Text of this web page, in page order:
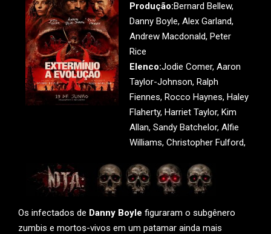
Produção:Bernard Bellew,
Danny Boyle, Alex Garland,
Andrew Macdonald, Peter
Rice
Elenco:Jodie Comer, Aaron
Taylor-Johnson, Ralph
Fiennes, Rocco Haynes, Haley
Flaherty, Harriet Taylor, Kim
Allan, Sandy Batchelor, Alfie
Williams, Christopher Fulford,
Os infectados de Danny Boyle figuraram o subgênero
zumbis e mortos-vivos em um patamar ainda mais